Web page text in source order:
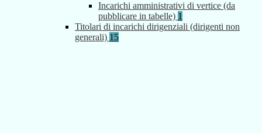
Incarichi amministrativi di vertice (da
pubblicare in tabelle) 1
Titolari di incarichi dirigenziali (dirigenti non
generali) 15